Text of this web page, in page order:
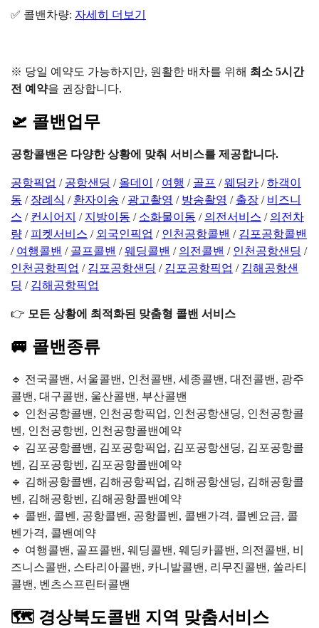
✅ 콜밴차량: 자세히 더보기
※ 당일 예약도 가능하지만, 원활한 배차를 위해 최소 5시간
전 예약을 권장합니다.
🛫 콜밴업무
공항콜밴은 다양한 상황에 맞춰 서비스를 제공합니다.
공항픽업 / 공항샌딩 / 올데이 / 여행 / 골프 /웨딩카 /하객이
동 / 장례식 / 환자이송 / 광고촬영 / 방송촬영 / 출장 / 비즈니
스 / 컨시어지 / 지방이동 / 소화물이동 / 의전서비스 / 의전차
량 / 피켓서비스 / 외국인픽업 / 인천공항콜밴 / 김포공항콜밴
/ 여행콜밴 / 골프콜밴 /웨딩콜밴 / 의전콜밴 / 인천공항샌딩 /
인천공항픽업 / 김포공항샌딩 / 김포공항픽업 / 김해공항샌
딩 / 김해공항픽업
👉 모든 상황에 최적화된 맞춤형 콜밴 서비스
🚐 콜밴종류
🔹 전국콜밴, 서울콜밴, 인천콜밴, 세종콜밴, 대전콜밴, 광주
콜밴, 대구콜밴, 울산콜밴, 부산콜밴
🔹 인천공항콜밴, 인천공항픽업, 인천공항샌딩, 인천공항콜
벤, 인천공항벤, 인천공항콜밴예약
🔹 김포공항콜밴, 김포공항픽업, 김포공항샌딩, 김포공항콜
벤, 김포공항벤, 김포공항콜밴예약
🔹 김해공항콜밴, 김해공항픽업, 김해공항샌딩, 김해공항콜
벤, 김해공항벤, 김해공항콜밴예약
🔹 콜밴, 콜벤, 공항콜밴, 공항콜벤, 콜밴가격, 콜벤요금, 콜
벤가격, 콜밴예약
🔹 여행콜밴, 골프콜밴, 웨딩콜밴, 웨딩카콜밴, 의전콜밴, 비
즈니스콜밴, 스타리아콜밴, 카니발콜밴, 리무진콜밴, 쏠라티
콜밴, 벤츠스프린터콜밴
🗺️ 경상북도콜밴 지역 맞춤서비스